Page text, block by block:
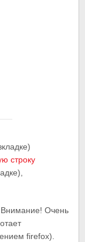
строку
Очень
firefox).